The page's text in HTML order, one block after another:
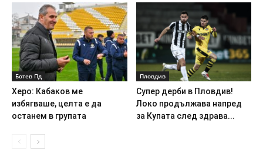
Ботев Пд
Херо: Кабаков ме
избягваше, целта е да
останем в групата
Пловдив
Супер дерби в Пловдив!
Локо продължава напред
за Купата след здрава...